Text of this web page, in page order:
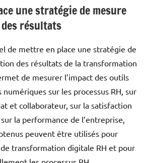
une stratégie de mesure
résultats
de mettre en place une stratégie de
des résultats de la transformation
de mesurer l’impact des outils
sur les processus RH, sur
et collaborateur, sur la satisfaction
la performance de l’entreprise,
peuvent être utilisés pour
transformation digitale RH et pour